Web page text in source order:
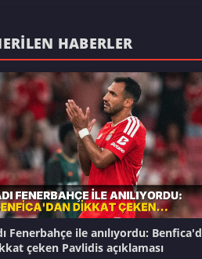
HABERLER
Fenerbahçe ile anılıyordu:
çeken Pavlidis açıklaması